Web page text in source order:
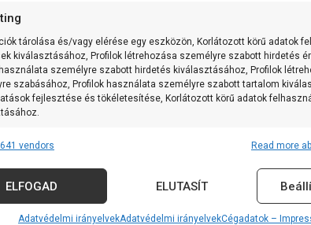
tárolása és/vagy elérése egy eszközön, Korlátozott körű adatok
kiválasztásához, Profilok létrehozása személyre szabott hirdetés
személyre szabott hirdetés kiválasztásához, Profilok
szabásához, Profilok használata személyre szabott tartalom
fejlesztése és tökéletesítése, Korlátozott körű adatok
származó adatok párosítása és kombinálása, Különböző
összekapcsolása, Eszközök azonosítása automatikusan továbbított
alapján.
vendors Read more
ELFOGAD ELUTASÍT
Adatvédelmi irányelvekAdatvédelmi irányelvekCégadatok –